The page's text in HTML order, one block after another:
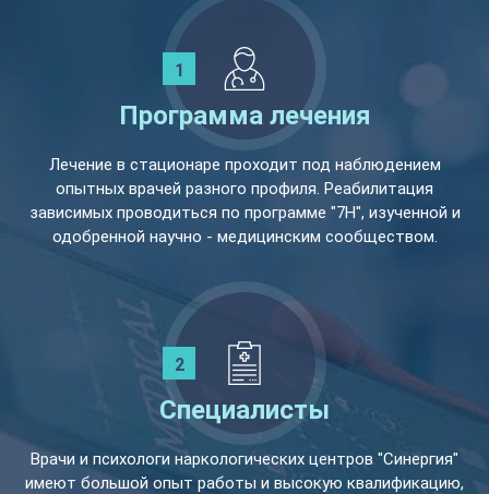
Программа лечения
Лечение в стационаре проходит под наблюдением
опытных врачей разного профиля. Реабилитация
зависимых проводиться по программе "7Н", изученной и
одобренной научно - медицинским сообществом.
Специалисты
Врачи и психологи наркологических центров "Синергия"
имеют большой опыт работы и высокую квалификацию,